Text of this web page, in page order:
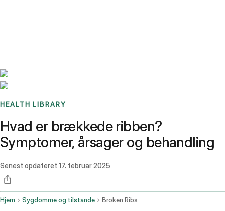
HEALTH LIBRARY
Hvad er brækkede ribben?
Symptomer, årsager og behandling
Senest opdateret 17. februar 2025
Hjem Sygdomme og tilstande Broken Ribs